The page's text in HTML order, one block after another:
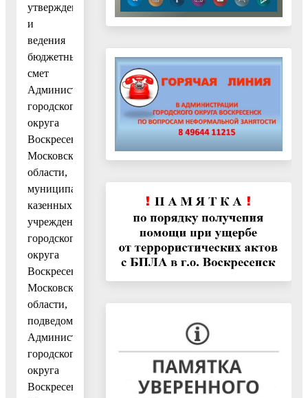
утверждения
и
ведения
бюджетных
смет
Администрации
городского
округа
Воскресенск
Московской
области,
муниципальных
казенных
учреждений
городского
округа
Воскресенск
Московской
области,
подведомственных
Администрации
городского
округа
Воскресенск